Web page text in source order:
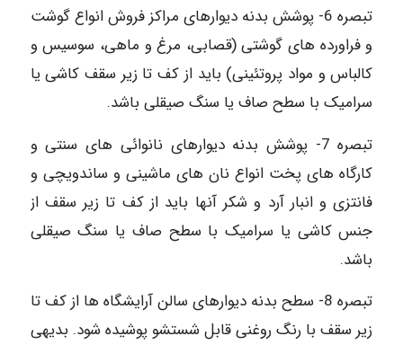
تبصره 6- پوشش بدنه دیوارهای مراکز فروش انواع گوشت
و فراورده های گوشتی (قصابی، مرغ و ماهی، سوسیس و
کالباس و مواد پروتئینی) باید از کف تا زیر سقف کاشی یا
سرامیک با سطح صاف یا سنگ صیقلی باشد.
تبصره 7- پوشش بدنه دیوارهای نانوائی های سنتی و
کارگاه های پخت انواع نان های ماشینی و ساندویچی و
فانتزی و انبار آرد و شکر آنها باید از کف تا زیر سقف از
جنس کاشی یا سرامیک با سطح صاف یا سنگ صیقلی
باشد.
تبصره 8- سطح بدنه دیوارهای سالن آرایشگاه ها از کف تا
زیر سقف با رنگ روغنی قابل شستشو پوشیده شود. بدیهی